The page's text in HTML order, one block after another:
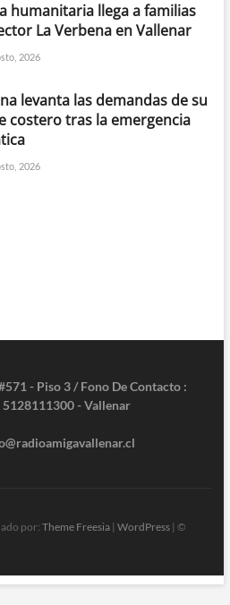
humanitaria llega a familias
La Verbena en Vallenar
2026
levanta las demandas de su
costero tras la emergencia
2026
- Piso 3 / Fono De Contacto :
- Vallenar
por:Theme Freesia| WordPress| ©